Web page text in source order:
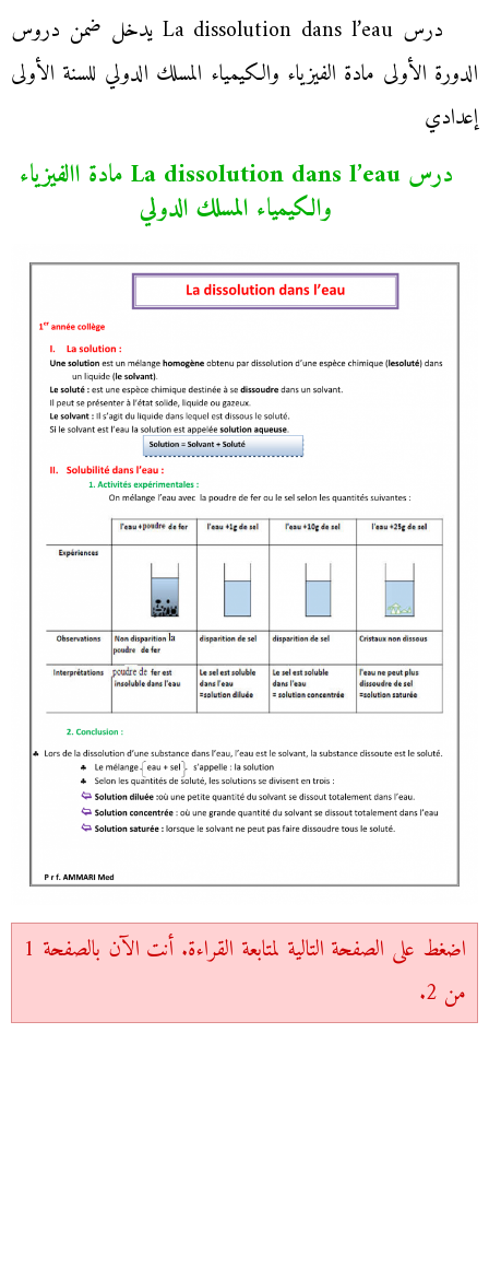
درس La dissolution dans l’eau يدخل ضمن دروس
الدورة الأولى مادة الفيزياء والكيمياء المسلك الدولي للسنة الأولى
إعدادي
درس La dissolution dans l’eau مادة االفيزياء
والكيمياء المسلك الدولي
اضغط على الصفحة التالية لمتابعة القراءة. أنت الآن بالصفحة 1
من 2.